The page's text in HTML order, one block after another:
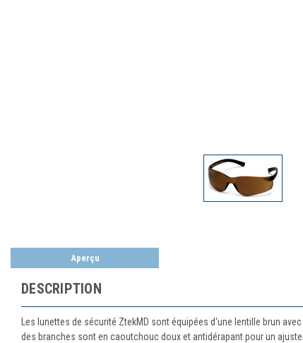
Aperçu
DESCRIPTION
Les lunettes de sécurité ZtekMD sont équipées d'une lentille brun
des branches sont en caoutchouc doux et antidérapant pour un